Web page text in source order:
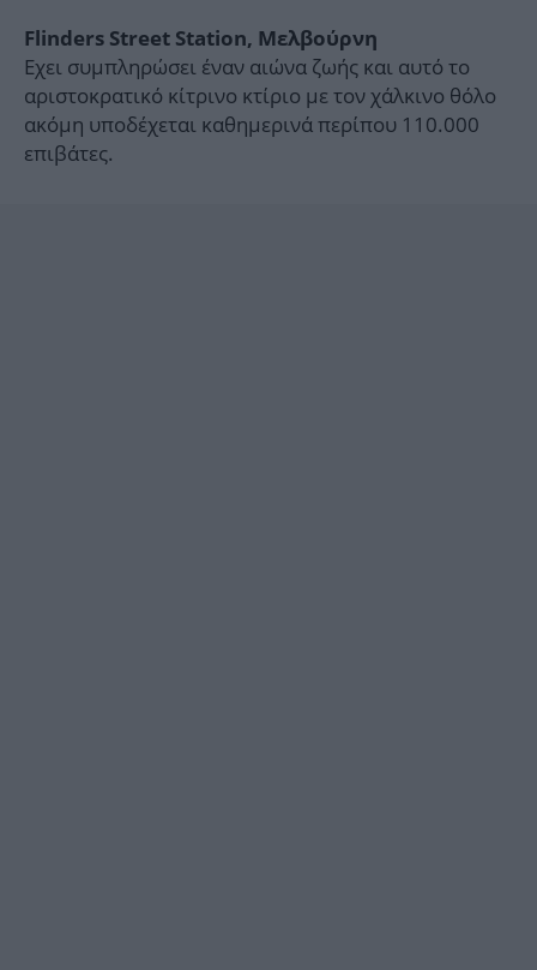
Flinders Street Station, Μελβούρνη
Εχει συμπληρώσει έναν αιώνα ζωής και αυτό το
αριστοκρατικό κίτρινο κτίριο με τον χάλκινο θόλο
ακόμη υποδέχεται καθημερινά περίπου 110.000
επιβάτες.